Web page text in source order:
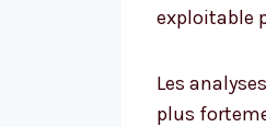
exploitable
Les
plus